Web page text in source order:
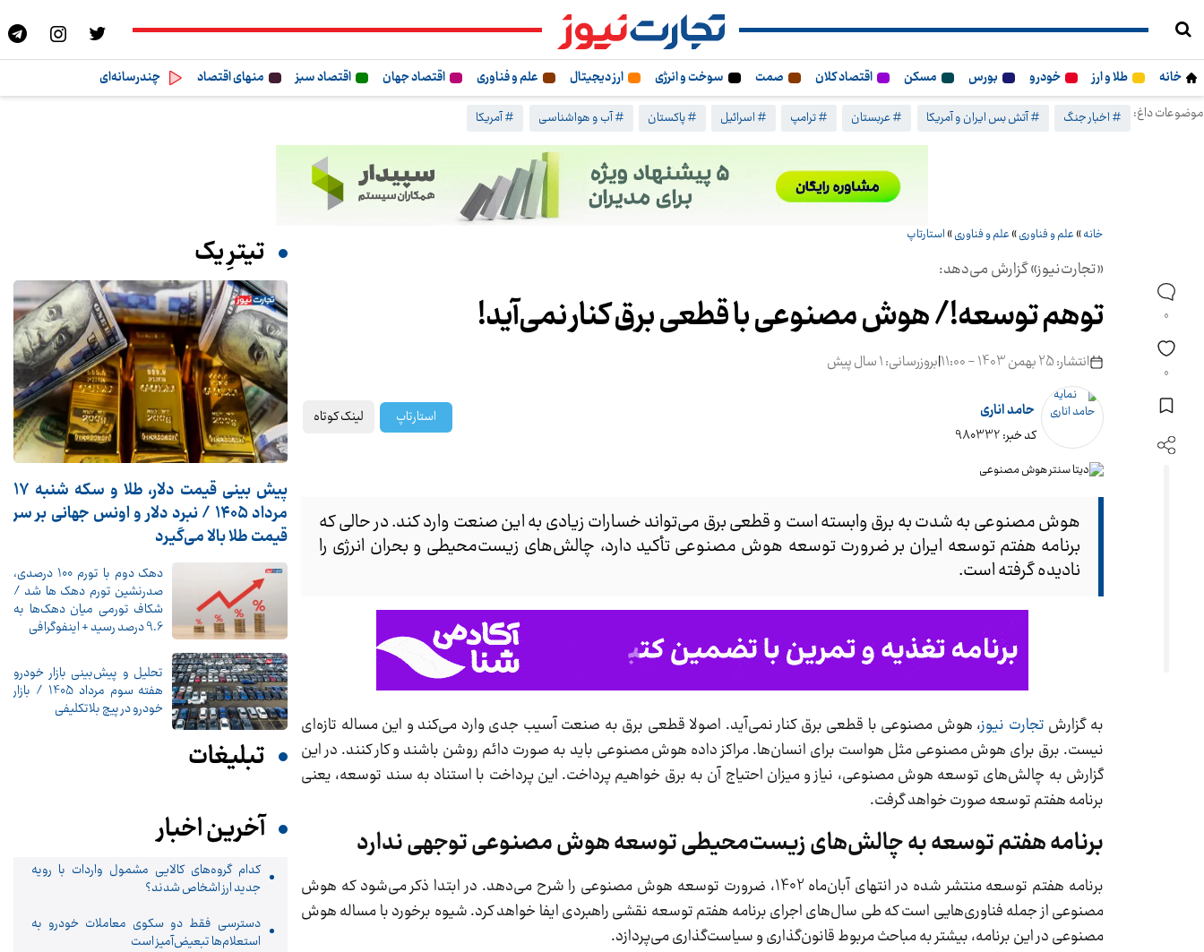
خانه طلا و ارز خودرو بورس مسکن اقتصاد کلان صمت سوخت و انرژی ارز دیجیتال علم و فناوری اقتصاد جهان اقتصاد سبز منهای اقتصاد
چندرسانه‌ای
موضوعات داغ:
# اخبار جنگ # آتش بس ایران و آمریکا # عربستان # ترامپ # اسرائیل # پاکستان # آب و هواشناسی # آمریکا
0
0
خانه» علم و فناوری» علم و فناوری» استارتاپ
«تجارت‌نیوز» گزارش می‌دهد:
توهم توسعه!/ هوش مصنوعی با قطعی برق کنار نمی‌آید!
انتشار: 25 بهمن 1403 - 11:00 |بروزرسانی: 1 سال پیش
حامد اناری
کد خبر: 980332
استارتاپ لینک کوتاه
هوش مصنوعی به شدت به برق وابسته است و قطعی برق می‌تواند خسارات زیادی به این صنعت وارد کند. در حالی که
برنامه هفتم توسعه ایران بر ضرورت توسعه هوش مصنوعی تأکید دارد، چالش‌های زیست‌محیطی و بحران انرژی را
نادیده گرفته است.
به گزارش تجارت نیوز، هوش مصنوعی با قطعی برق کنار نمی‌آید. اصولا قطعی برق به صنعت آسیب جدی وارد می‌کند و این مساله تازه‌ای
نیست. برق برای هوش مصنوعی مثل هواست برای انسان‌ها. مراکز داده هوش مصنوعی باید به صورت دائم روشن باشند و کار کنند. در این
گزارش به چالش‌های توسعه هوش مصنوعی، نیاز و میزان احتیاج آن به برق خواهیم پرداخت. این پرداخت با استناد به سند توسعه، یعنی
برنامه هفتم توسعه صورت خواهد گرفت.
برنامه هفتم توسعه به چالش‌های زیست‌محیطی توسعه هوش مصنوعی توجهی ندارد
برنامه هفتم توسعه منتشر شده در انتهای آبان‌ماه 1402، ضرورت توسعه هوش مصنوعی را شرح می‌دهد. در ابتدا ذکر می‌شود که هوش
مصنوعی از جمله فناوری‌هایی است که طی سال‌های اجرای برنامه هفتم توسعه نقشی راهبردی ایفا خواهد کرد. شیوه برخورد با مساله هوش
مصنوعی در این برنامه، بیشتر به مباحث مربوط قانون‌گذاری و سیاست‌گذاری می‌پردازد.
تیترِ یک
پیش ‌بینی قیمت دلار، طلا و سکه شنبه ۱۷
مرداد ۱۴۰۵ / نبرد دلار و اونس جهانی بر سر
قیمت طلا بالا می‌گیرد
دهک دوم با تورم 100 درصدی،
صدرنشین تورم دهک ها شد /
شکاف تورمی میان دهک‌ها به
9.6 درصد رسید + اینفوگرافی
تحلیل و پیش‌بینی بازار خودرو
هفته سوم مرداد 1405 / بازار
خودرو در پیچ بلاتکلیفی
تبلیغات
آخرین اخبار
کدام گروه‌های کالایی مشمول واردات با رویه
جدید ارز اشخاص شدند؟
دسترسی فقط دو سکوی معاملات خودرو به
استعلام‌ها تبعیض‌آمیز است